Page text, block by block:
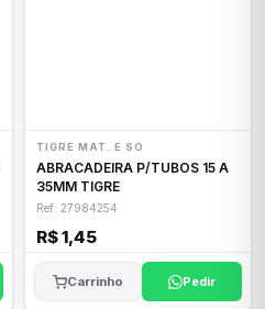
TIGRE MAT. E SO
ABRACADEIRA P/TUBOS 15 A
35MM TIGRE
Ref: 27984254
R$ 1,45
Carrinho Pedir